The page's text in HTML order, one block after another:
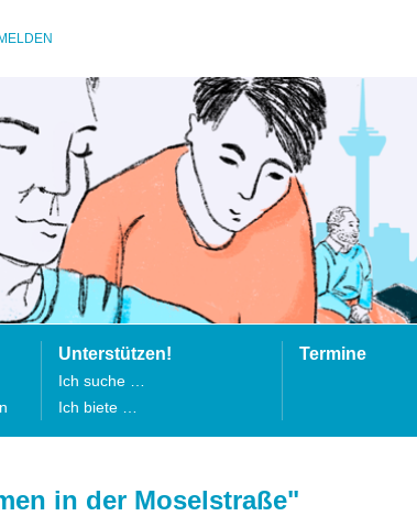
Unterstützen!
Ich suche …
Ich biete …
Termine
in der Moselstraße"